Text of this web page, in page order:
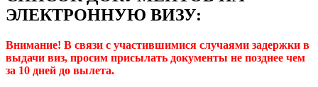
ЭЛЕКТРОННУЮ ВИЗУ:
Внимание! В связи с участившимися случаями задержки в
выдачи виз, просим присылать документы не позднее чем
за 10 дней до вылета.